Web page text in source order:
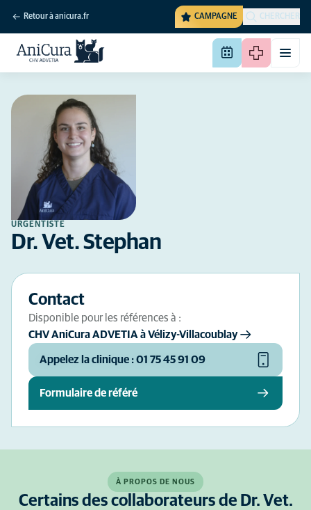
Retour à anicura.fr CAMPAGNE CHERCHER
URGENTISTE
Dr. Vet. Stephan
Contact
Disponible pour les références à :
CHV AniCura ADVETIA à Vélizy-Villacoublay
Appelez la clinique : 01 75 45 91 09
Formulaire de référé
À PROPOS DE NOUS
Certains des collaborateurs de Dr. Vet.